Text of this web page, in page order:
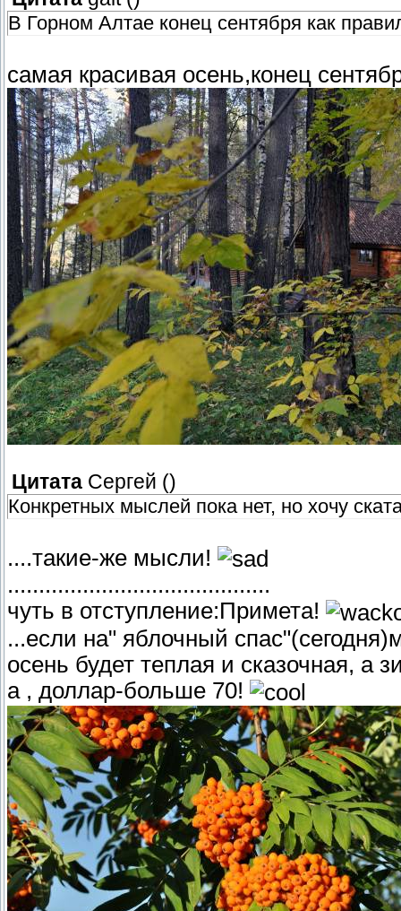
В Горном Алтае конец сентября как
самая красивая осень,конец
Цитата Сергей ()
Конкретных мыслей пока нет, но хочу
....такие-же мысли!
..........................................
чуть в отступление:Примета!
...если на" яблочный
осень будет теплая и сказочная, а
а , доллар-больше 70!